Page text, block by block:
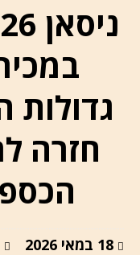
גדולות
חזרה
18 במאי 2026